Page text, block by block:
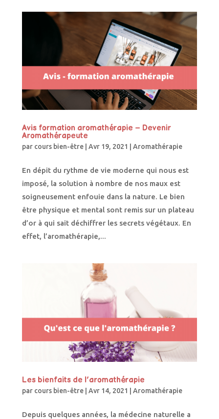
Avis formation aromathérapie – Devenir
Aromathérapeute
par cours bien-être| Avr 19, 2021 Aromathérapie
En dépit du rythme de vie moderne qui nous est
imposé, la solution à nombre de nos maux est
soigneusement enfouie dans la nature. Le bien
être physique et mental sont remis sur un plateau
d’or à qui sait déchiffrer les secrets végétaux. En
effet, l’aromathérapie,...
Les bienfaits de l’aromathérapie
par cours bien-être| Avr 14, 2021 Aromathérapie
Depuis quelques années, la médecine naturelle a